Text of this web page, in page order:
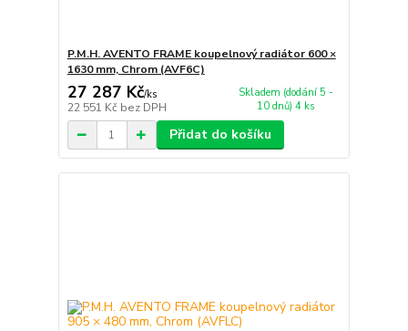
P.M.H. AVENTO FRAME koupelnový radiátor 600 ×
1630 mm, Chrom (AVF6C)
27 287 Kč/ks
22 551 Kč bez DPH
Skladem (dodání 5 -
10 dnů) 4 ks
Přidat do košíku